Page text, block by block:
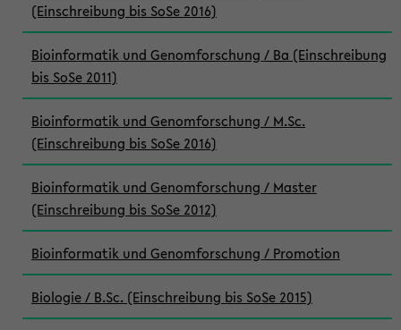
(Einschreibung bis SoSe 2016)
Bioinformatik und Genomforschung / Ba (Einschreibung
bis SoSe 2011)
Bioinformatik und Genomforschung / M.Sc.
(Einschreibung bis SoSe 2016)
Bioinformatik und Genomforschung / Master
(Einschreibung bis SoSe 2012)
Bioinformatik und Genomforschung / Promotion
Biologie / B.Sc. (Einschreibung bis SoSe 2015)